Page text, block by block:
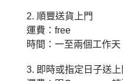
2. 順豐送貨上門
運費： free
時間：一至兩個工作天
3. 即時或指定日子送上